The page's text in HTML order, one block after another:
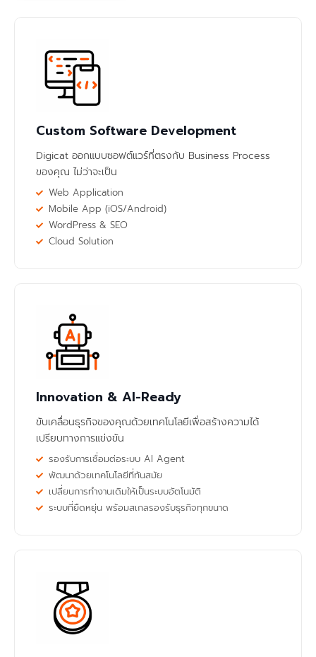
Custom Software Development
Digicat ออกแบบซอฟต์แวร์ที่ตรงกับ Business Process
ของคุณ ไม่ว่าจะเป็น
Web Application
Mobile App (iOS/Android)
WordPress & SEO
Cloud Solution
Innovation & AI-Ready
ขับเคลื่อนธุรกิจของคุณด้วยเทคโนโลยีเพื่อสร้างความได้
เปรียบทางการแข่งขัน
รองรับการเชื่อมต่อระบบ AI Agent
พัฒนาด้วยเทคโนโลยีที่ทันสมัย
เปลี่ยนการทำงานเดิมให้เป็นระบบอัตโนมัติ
ระบบที่ยืดหยุ่น พร้อมสเกลรองรับธุรกิจทุกขนาด